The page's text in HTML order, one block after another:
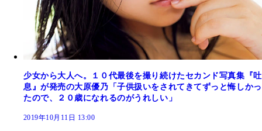
少女から大人へ。１０代最後を撮り続けたセカンド写真集『吐
息』が発売の大原優乃「子供扱いをされてきてずっと悔しかっ
たので、２０歳になれるのがうれしい」
2019年10月11日 13:00